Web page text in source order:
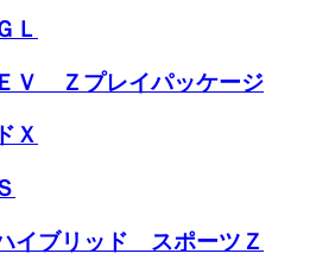
Ｌ
Ｖ Ｚプレイパッケージ
Ｘ
イブリッド スポーツＺ